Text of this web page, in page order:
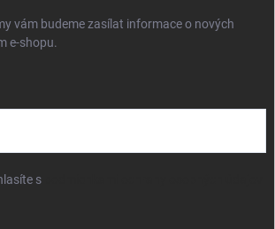
vám budeme zasílat informace o nových
e-shopu.
s